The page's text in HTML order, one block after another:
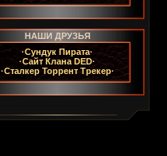
НАШИ ДРУЗЬЯ
·Сундук Пирата·
·Сайт Клана DED·
·Сталкер Торрент Трекер·